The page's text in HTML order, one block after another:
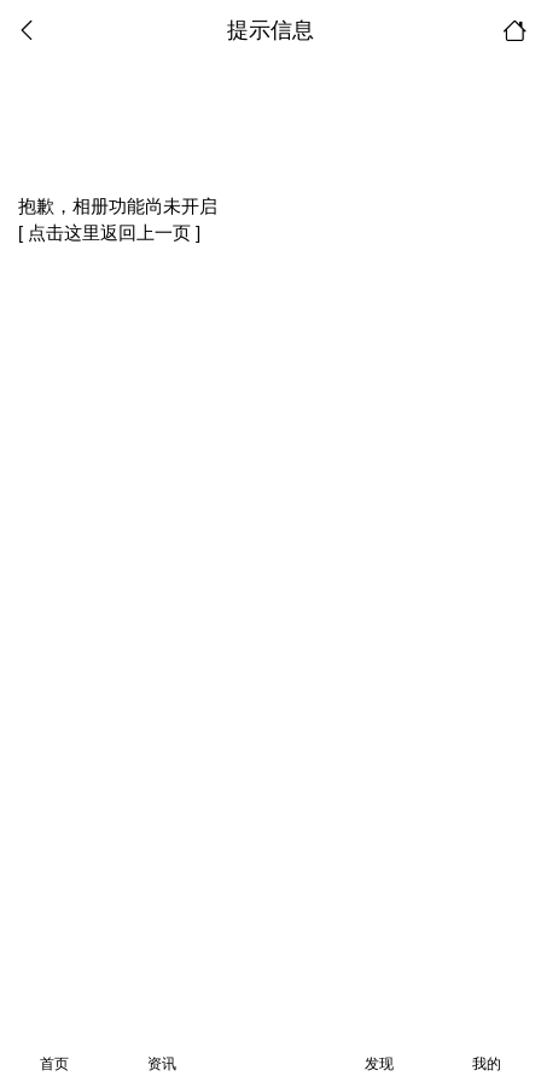
提示信息
抱歉，相册功能尚未开启
[ 点击这里返回上一页 ]
首页 资讯 发现 我的